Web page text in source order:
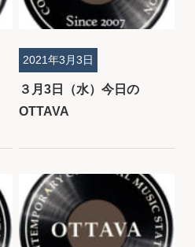
３月3日（水）今日の
OTTAVA
2021年3月3日